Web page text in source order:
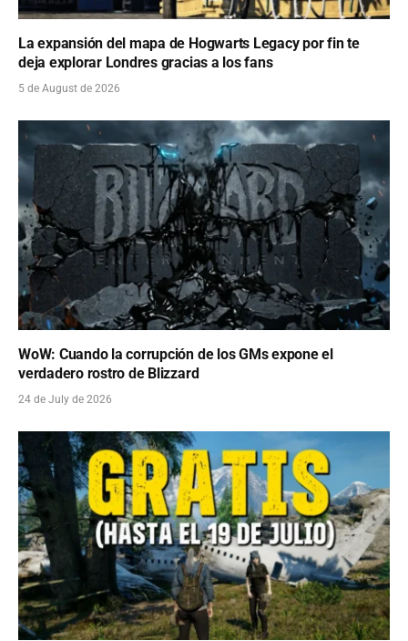
La expansión del mapa de Hogwarts Legacy por fin te
deja explorar Londres gracias a los fans
5 de August de 2026
WoW: Cuando la corrupción de los GMs expone el
verdadero rostro de Blizzard
24 de July de 2026